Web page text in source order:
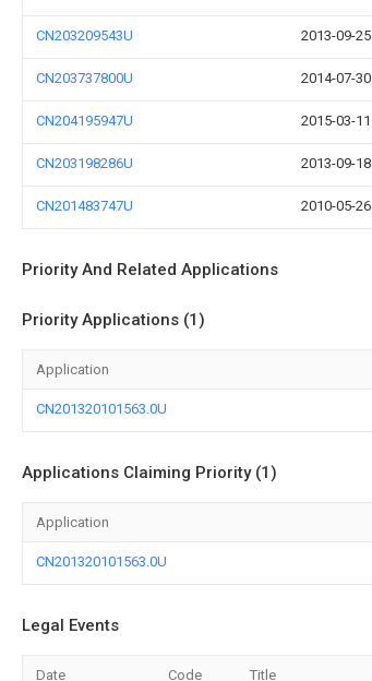
CN203209543U 2013-09-25
CN203737800U 2014-07-30
CN204195947U 2015-03-11
CN203198286U 2013-09-18
CN201483747U 2010-05-26
Priority And Related Applications
Priority Applications (1)
Application
CN201320101563.0U
Applications Claiming Priority (1)
Application
CN201320101563.0U
Legal Events
Date Code Title